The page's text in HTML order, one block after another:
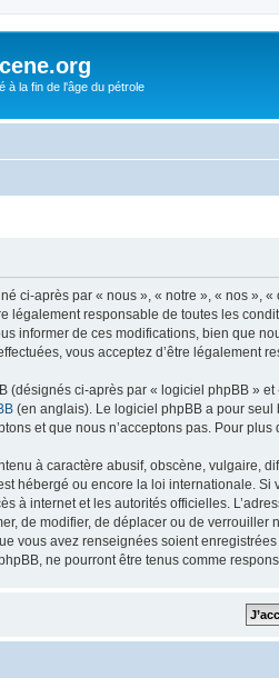
à la fin de l'âge du pétrole
ci-après par « nous », « notre », « nos »,
légalement responsable de toutes les
informer de ces modifications, bien que
vous acceptez d’être légalement
(désignés ci-après par « logiciel phpBB »
(en anglais). Le logiciel phpBB a pour
et que nous n’acceptons pas. Pour
à caractère abusif, obscène, vulgaire,
hébergé ou encore la loi internationale.
à internet et les autorités officielles.
de modifier, de déplacer ou de verrouiller
vous avez renseignées soient
ne pourront être tenus comme